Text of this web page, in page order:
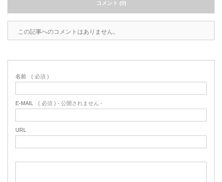
コメント (0)
この記事へのコメントはありません。
名前 ( 必須 )
E-MAIL ( 必須 ) - 公開されません -
URL